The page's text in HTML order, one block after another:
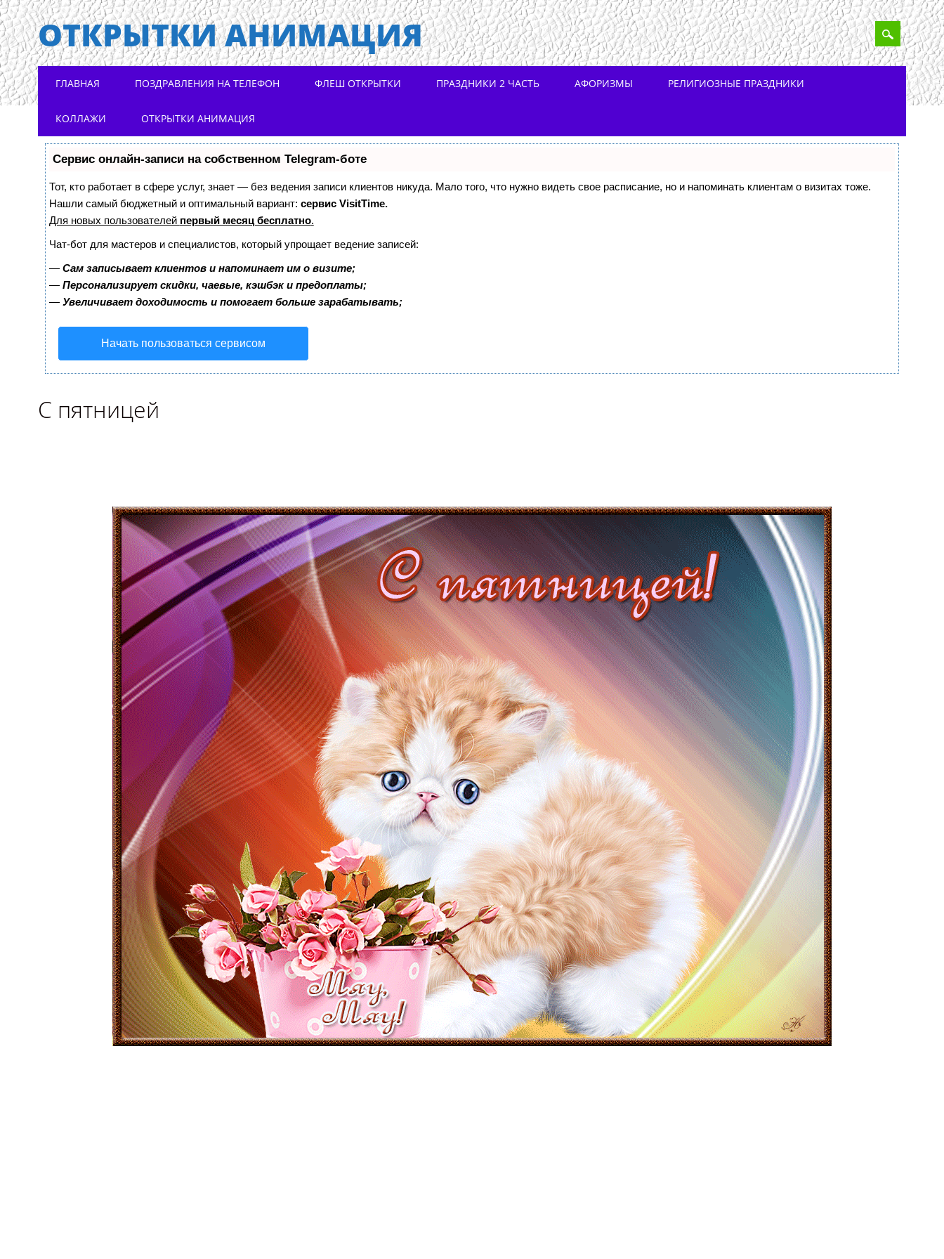
ОТКРЫТКИ АНИМАЦИЯ
Main menu
Skip to content
ГЛАВНАЯ ПОЗДРАВЛЕНИЯ НА ТЕЛЕФОН ФЛЕШ ОТКРЫТКИ ПРАЗДНИКИ 2 ЧАСТЬ АФОРИЗМЫ РЕЛИГИОЗНЫЕ ПРАЗДНИКИ
КОЛЛАЖИ ОТКРЫТКИ АНИМАЦИЯ
Сервис онлайн-записи на собственном Telegram-боте
Тот, кто работает в сфере услуг, знает — без ведения записи клиентов никуда. Мало того, что нужно видеть свое расписание, но и напоминать клиентам о визитах тоже.
Нашли самый бюджетный и оптимальный вариант: сервис VisitTime.
Для новых пользователей первый месяц бесплатно.
Чат-бот для мастеров и специалистов, который упрощает ведение записей:
— Сам записывает клиентов и напоминает им о визите;
— Персонализирует скидки, чаевые, кэшбэк и предоплаты;
— Увеличивает доходимость и помогает больше зарабатывать;
Начать пользоваться сервисом
С пятницей